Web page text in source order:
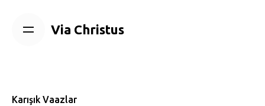
content
Via Christus
Karışık Vaazlar